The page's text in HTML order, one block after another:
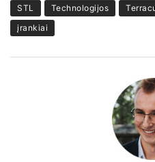
STL
Technologijos
įrankiai